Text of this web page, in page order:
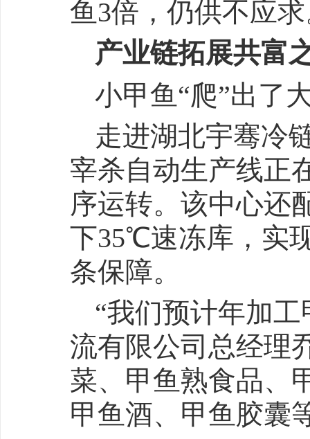
鱼3倍，仍供不应
产业链拓展共富
小甲鱼“爬”出了
走进湖北宇骞冷
宰杀自动生产线正
序运转。该中心还
下35℃速冻库，实
条保障。
“我们预计年加
流有限公司总经理
菜、甲鱼熟食品、
甲鱼酒、甲鱼胶囊